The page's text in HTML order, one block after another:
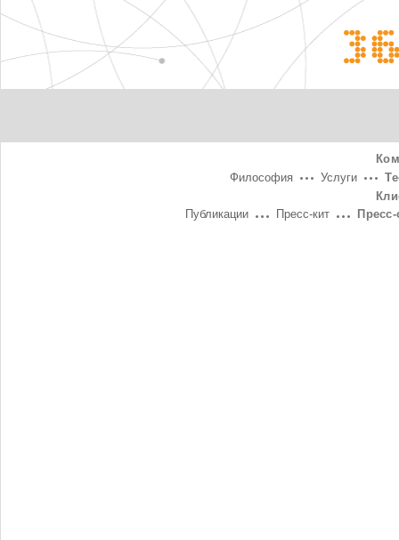
Услуги
Философия
Пресс-кит
Публикации